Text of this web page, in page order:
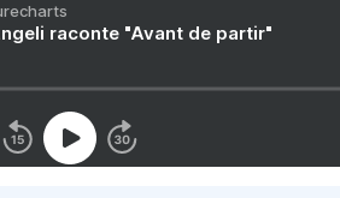
raconte "Avant de partir"